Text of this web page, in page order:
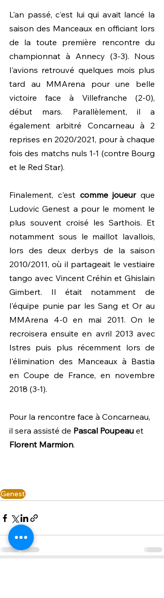
L'an passé, c'est lui qui avait lancé la
saison des Manceaux en officiant lors
de la toute première rencontre du
championnat à Annecy (3-3). Nous
l'avions retrouvé quelques mois plus
tard au MMArena pour une belle
victoire face à Villefranche (2-0),
début mars. Parallèlement, il a
également arbitré Concarneau à 2
reprises en 2020/2021, pour à chaque
fois des matchs nuls 1-1 (contre Bourg
et le Red Star).
Finalement, c'est comme joueur que
Ludovic Genest a pour le moment le
plus souvent croisé les Sarthois. Et
notamment sous le maillot lavallois,
lors des deux derbys de la saison
2010/2011, où il partageait le vestiaire
tango avec Vincent Créhin et Ghislain
Gimbert. Il était notamment de
l'équipe punie par les Sang et Or au
MMArena 4-0 en mai 2011. On le
recroisera ensuite en avril 2013 avec
Istres puis plus récemment lors de
l'élimination des Manceaux à Bastia
en Coupe de France, en novembre
2018 (3-1).
Pour la rencontre face à Concarneau,
il sera assisté de Pascal Poupeau et
Florent Marmion.
Genest